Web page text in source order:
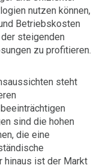
nutzen können,
Betriebskosten
steigenden
zu profitieren.
steht
sind die hohen
die eine
hinaus ist der Markt